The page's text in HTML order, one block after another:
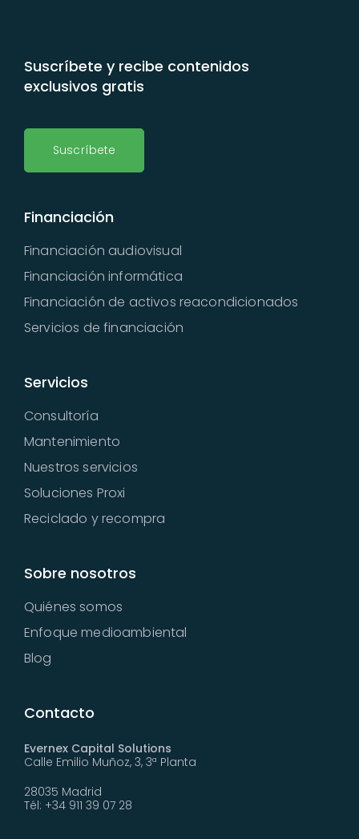
Suscríbete y recibe contenidos
exclusivos gratis
Suscríbete
Financiación
Financiación audiovisual
Financiación informática
Financiación de activos reacondicionados
Servicios de financiación
Servicios
Consultoría
Mantenimiento
Nuestros servicios
Soluciones Proxi
Reciclado y recompra
Sobre nosotros
Quiénes somos
Enfoque medioambiental
Blog
Contacto
Evernex Capital Solutions
Calle Emilio Muñoz, 3, 3ª Planta
28035 Madrid
Tél: +34 911 39 07 28